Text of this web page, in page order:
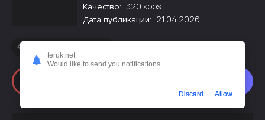
Качество: 320 kbps
Дата публикации: 21.04.2026
teruk.net
Would like to send you notifications
Discard Allow